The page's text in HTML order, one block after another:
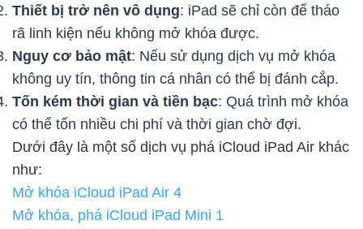
Thiết bị trở nên vô dụng: iPad sẽ chỉ còn để tháo
rã linh kiện nếu không mở khóa được.
Nguy cơ bảo mật: Nếu sử dụng dịch vụ mở khóa
không uy tín, thông tin cá nhân có thể bị đánh cắp.
Tốn kém thời gian và tiền bạc: Quá trình mở khóa
có thể tốn nhiều chi phí và thời gian chờ đợi.
Dưới đây là một số dịch vụ phá iCloud iPad Air khác
như:
Mở khóa iCloud iPad Air 4
Mở khóa, phá iCloud iPad Mini 1